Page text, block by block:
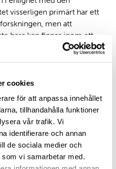
cookies
för att anpassa innehållet
tillhandahålla funktioner
vår trafik. Vi
identifierare och annan
de sociala medier och
vi samarbetar med.
visserligen primärt har ett
men att
bara kan finnas inom ett
en del av verkligheten:
den består av
finns som kan bidra med
området och på den
institutet ett primärt
forskningen, men den
kan vara med och bryta ny
som har mer allmän
spelar en viktig roll.”